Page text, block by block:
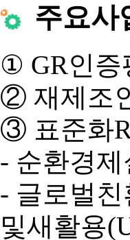
주요사
① GR인증
② 재제조
③ 표준화
- 순환경
- 글로벌
및새활용